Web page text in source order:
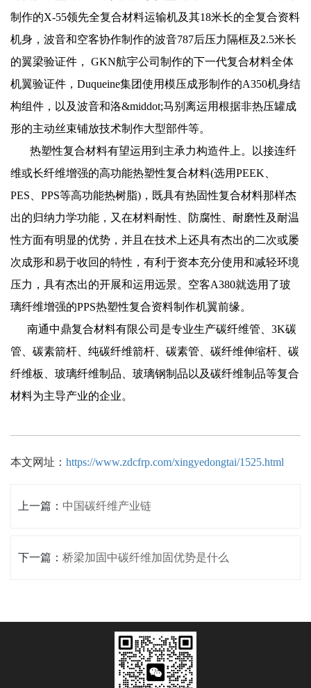
制作的X-55领先全复合材料运输机及其18米长的全复合资料
机身，波音和空客协作制作的波音787后压力隔框及2.5米长
的翼梁验证件， GKN航宇公司制作的下一代复合材料全体
机翼验证件，Duqueine集团使用模压成形制作的A350机身结
构组件，以及波音和洛&middot;马别离运用根据非热压罐成
形的主动丝束铺放技术制作大型部件等。
热塑性复合材料有望运用到主承力构造件上。以接连纤
维或长纤维增强的高功能热塑性复合材料(选用PEEK、
PES、PPS等高功能热树脂)，既具有热固性复合材料那样杰
出的归纳力学功能，又在材料耐性、防腐性、耐磨性及耐温
性方面有明显的优势，并且在技术上还具有杰出的二次或屡
次成形和易于收回的特性，有利于资本充分使用和减轻环境
压力，具有杰出的开展和运用远景。空客A380就选用了玻
璃纤维增强的PPS热塑性复合资料制作机翼前缘。
南通中鼎复合材料有限公司是专业生产碳纤维管 3K碳
管
碳素箭杆 纯碳纤维箭杆 、碳素管、碳纤维伸缩杆、 碳
纤维板
、玻璃纤维制品、玻璃钢制品以及碳纤维制品等复合
材料为主导产业的企业。
本文网址： https://www.zdcfrp.com/xingyedongtai/1525.html
上一篇： 中国碳纤维产业链
下一篇： 桥梁加固中碳纤维加固优势是什么